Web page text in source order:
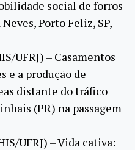
social de forros
Porto Feliz, SP,
UFRJ) – Casamentos
e a produção de
distante do tráfico
(PR) na passagem
UFRJ) – Vida cativa: